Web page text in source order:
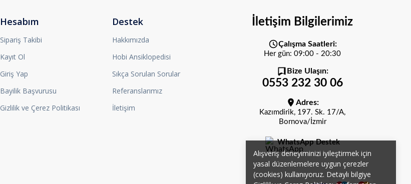
Alışveriş deneyiminizi iyileştirmek için
yasal düzenlemelere uygun çerezler
(cookies) kullanıyoruz. Detaylı bilgiye
Hesabım
Sipariş Takibi
Kayıt Ol
Giriş Yap
Bayilik Başvurusu
Gizlilik ve Çerez Politikası
Destek
Hakkımızda
Hobi Ansiklopedisi
Sıkça Sorulan Sorular
Referanslarımız
İletişim
İletişim Bilgilerimiz
Çalışma Saatleri:
Her gün: 09:00 - 20:30
Bize Ulaşın:
0553 232 30 06
Adres:
Kazımdirik, 197. Sk. 17/A,
Bornova/İzmir
WhatsApp Destek